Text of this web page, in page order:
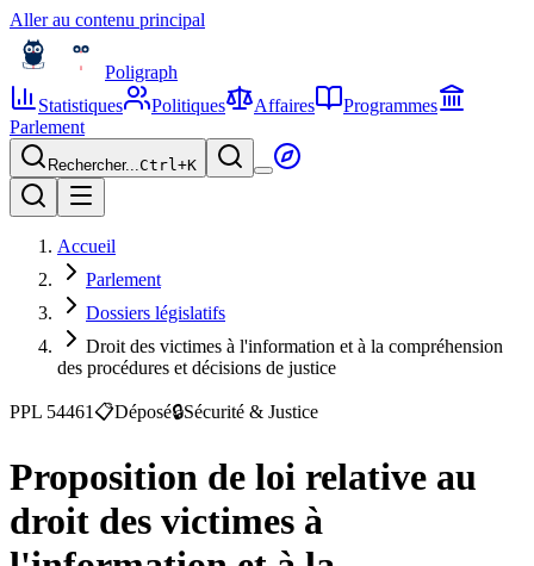
Aller au contenu principal
Poligraph
Statistiques
Politiques Affaires
Programmes
Parlement
Rechercher...Ctrl+K
Accueil
Parlement
Dossiers législatifs
Droit des victimes à l'information et à la compréhension
des procédures et décisions de justice
PPL 54461 📋Déposé🔒Sécurité & Justice
Proposition de loi relative au
droit des victimes à